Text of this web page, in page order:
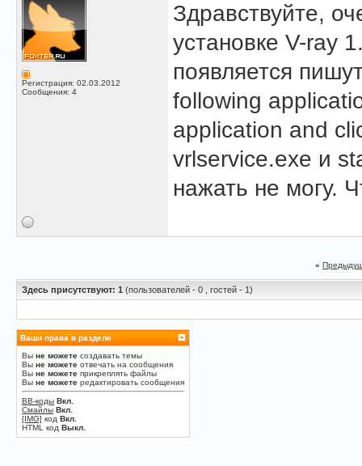
Регистрация: 02.03.2012
Сообщения: 4
Здравствуйте,
установке V-ray
появляется
following
application and
vrlservice.exe и
нажать не могу.
«
Здесь присутствуют: 1 (пользователей - 0 , гостей - 1)
Ваши права в разделе
Вы не можете создавать темы
Вы не можете отвечать на сообщения
Вы не можете прикреплять файлы
Вы не можете редактировать сообщения
BB-коды Вкл.
Смайлы Вкл.
[IMG] код Вкл.
HTML код Выкл.